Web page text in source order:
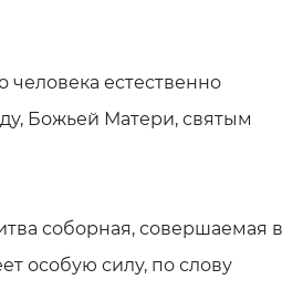
Божьей Матери, святым
соборная, совершаемая в
особую силу, по слову